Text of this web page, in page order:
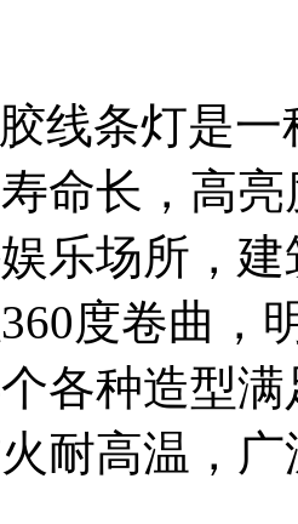
条灯是一
命长，高
乐场所，
度卷曲，
各种造型
耐高温，